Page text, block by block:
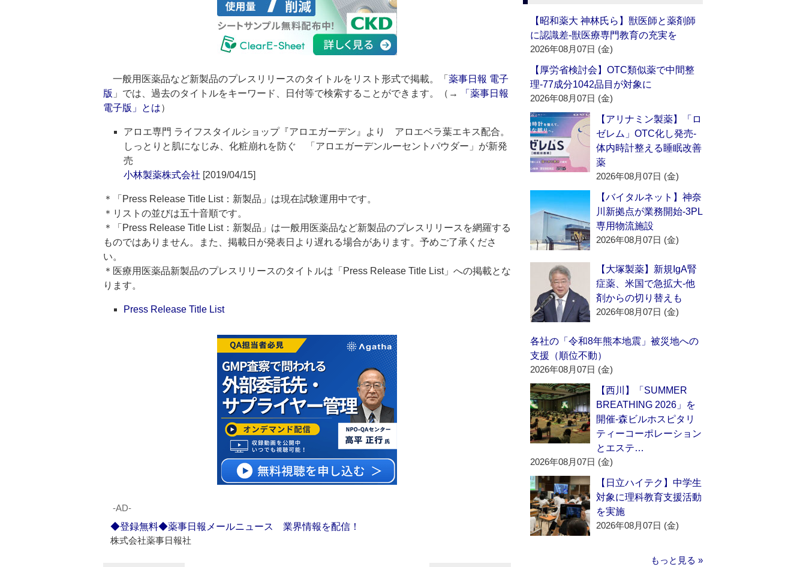
一般用医薬品など新製品のプレスリリースのタイトルをリスト形式で掲載。「 薬事日報 電子
版 」では、過去のタイトルをキーワード、日付等で検索することができます。（→
「薬事日報
電子版」とは）
アロエ専門 ライフスタイルショップ『アロエガーデン』より アロエベラ葉エキス配合。
しっとりと肌になじみ、化粧崩れを防ぐ 「アロエガーデンルーセントパウダー」が新発
売
小林製薬株式会社 [2019/04/15]
＊「Press Release Title List：新製品」は現在試験運用中です。
＊リストの並びは五十音順です。
＊「Press Release Title List：新製品」は一般用医薬品など新製品のプレスリリースを網羅する
ものではありません。また、掲載日が発表日より遅れる場合があります。予めご了承くださ
い。
＊医療用医薬品新製品のプレスリリースのタイトルは「Press Release Title List」への掲載とな
ります。
Press Release Title List
‐AD‐
◆登録無料◆薬事日報メールニュース 業界情報を配信！
株式会社薬事日報社
【昭和薬大 神林氏ら】獣医師と薬剤師
に認識差‐獣医療専門教育の充実を
2026年08月07日 (金)
【厚労省検討会】OTC類似薬で中間整
理‐77成分1042品目が対象に
2026年08月07日 (金)
【アリナミン製薬】「ロ
ゼレム」OTC化し発売‐
体内時計整える睡眠改善
薬
2026年08月07日 (金)
【バイタルネット】神奈
川新拠点が業務開始‐3PL
専用物流施設
2026年08月07日 (金)
【大塚製薬】新規IgA腎
症薬、米国で急拡大‐他
剤からの切り替えも
2026年08月07日 (金)
各社の「令和8年熊本地震」被災地への
支援（順位不動）
2026年08月07日 (金)
【西川】「SUMMER
BREATHING 2026」を
開催‐森ビルホスピタリ
ティーコーポレーション
とエステ…
2026年08月07日 (金)
【日立ハイテク】中学生
対象に理科教育支援活動
を実施
2026年08月07日 (金)
もっと見る »